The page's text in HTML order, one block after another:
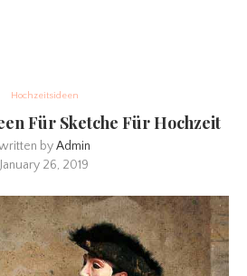
Hochzeitsideen
Für Sketche Für Hochzeit
byAdmin
January 26, 2019